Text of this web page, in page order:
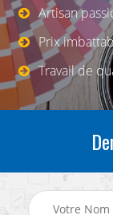
Artisan
Prix
Travail de